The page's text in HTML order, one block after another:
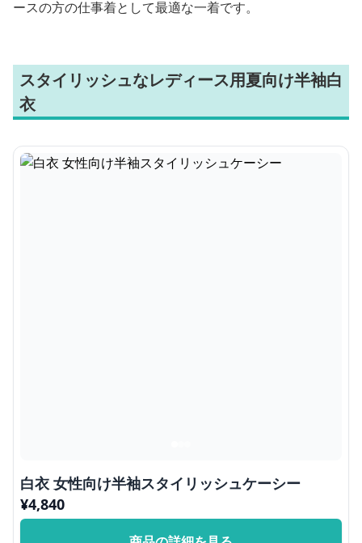
ースの方の仕事着として最適な一着です。
スタイリッシュなレディース用夏向け半袖白
衣
白衣 女性向け半袖スタイリッシュケーシー
¥4,840